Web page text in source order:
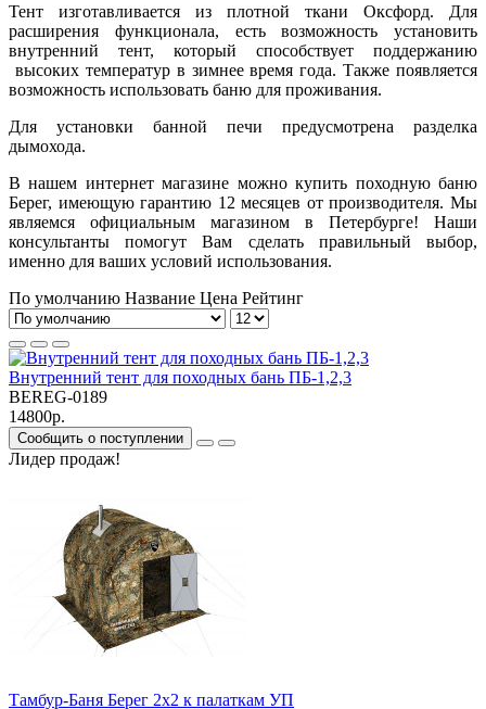
Тент изготавливается из плотной ткани Оксфорд. Для
расширения функционала, есть возможность установить
внутренний тент, который способствует поддержанию
высоких температур в зимнее время года. Также появляется
возможность использовать баню для проживания.
Для установки банной печи предусмотрена разделка
дымохода.
В нашем интернет магазине можно купить походную баню
Берег, имеющую гарантию 12 месяцев от производителя. Мы
являемся официальным магазином в Петербурге! Наши
консультанты помогут Вам сделать правильный выбор,
именно для ваших условий использования.
По умолчанию Название Цена Рейтинг
Внутренний тент для походных бань ПБ-1,2,3
BEREG-0189
14800р.
Сообщить о поступлении
Лидер продаж!
Тамбур-Баня Берег 2х2 к палаткам УП